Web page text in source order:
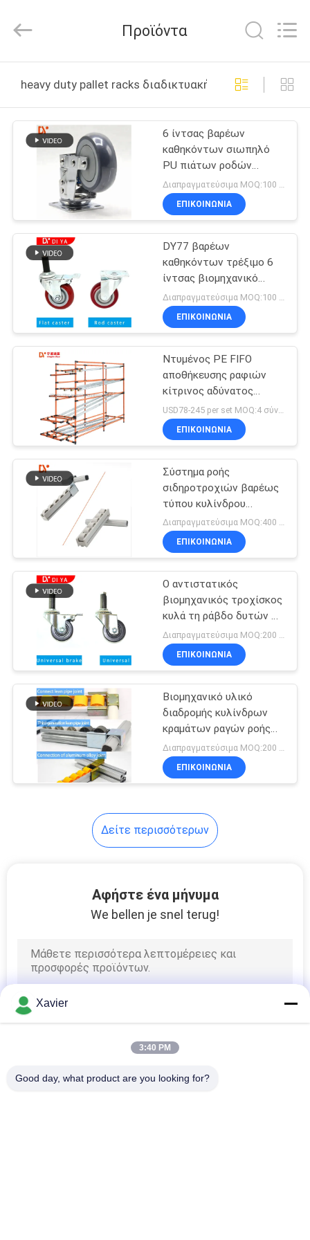
ΠΡΟΪΌΝΤΑ
ΠΕΡΊΠΟΥ
ΓΎΡΟΣ
ΕΡΓΟΣΤΑΣΊΩΝ
ΠΟΙΟΤΙΚΌΣ
ΈΛΕΓΧΟΣ
ΜΑΣ
ΕΛΆΤΕ
ΕΠΑΦΉ
ΜΕ
ΕΙΔΉΣΕΙΣ
ΠΕΡΙΠΤΏΣΕΙΣ
ΖΗΤΉΣΤΕ
ΈΝΑ
ΑΠΌΣΠΑΣΜΑ
SITEMAP
PRIVACY
POLICY
Reserved.
Προϊόντα
heavy duty pallet racks διαδικτυακή κατασκευή
6 ίντσας βαρέων
καθηκόντων σιωπηλό
PU πιάτων ροδών
τροχίσκων στροφέων
βιομηχανικό
Διαπραγματεύσιμα MOQ:100 σύνολα
ΕΠΙΚΟΙΝΩΝΊΑ
DY77 βαρέων
καθηκόντων τρέξιμο 6
ίντσας βιομηχανικό
σιδήρου στροφέων
ροδών τροχίσκων
ΕΠΙΚΟΙΝΩΝΊΑ
Ντυμένος PE FIFO
αποθήκευσης ραφιών
κίτρινος αδύνατος
βασανισμός κυλίνδρων
παλετών σωλήνων
βαρέων καθηκόντων
ΕΠΙΚΟΙΝΩΝΊΑ
Σύστημα ροής
σιδηροτροχιών βαρέως
τύπου κυλίνδρου
τροχιάς ABS PC Placon
Roller
Διαπραγματεύσιμα MOQ:400 μέτρα
ΕΠΙΚΟΙΝΩΝΊΑ
Ο αντιστατικός
βιομηχανικός τροχίσκος
κυλά τη ράβδο δυτών 3
ίντσα
Διαπραγματεύσιμα MOQ:200 σύνολα
ΕΠΙΚΟΙΝΩΝΊΑ
Βιομηχανικό υλικό
διαδρομής κυλίνδρων
κραμάτων ραγών ροής
για τη μεταφορά ραφιών
αποθήκευσης
ΕΠΙΚΟΙΝΩΝΊΑ
Δείτε περισσότερων
Αφήστε ένα μήνυμα
We bellen je snel terug!
Xavier
3:40 PM
Good day, what product are you looking for?